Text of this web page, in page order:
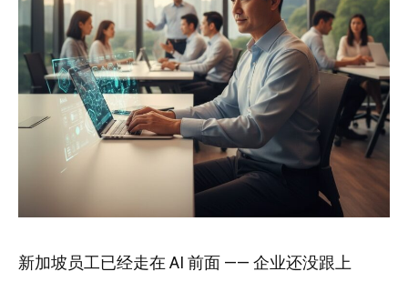
新加坡员工已经走在 AI 前面 —— 企业还没跟上